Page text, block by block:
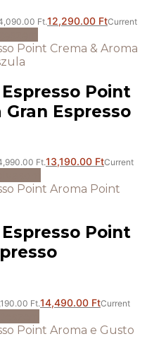
Ft.12,290.00 FtCurrent
Point
Espresso
Ft.13,190.00 FtCurrent
Point
Ft.14,490.00 FtCurrent